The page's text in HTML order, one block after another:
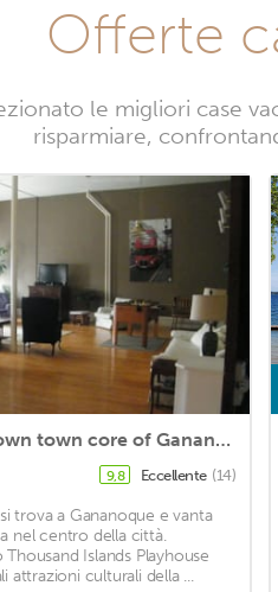
Offerte
le migliori case
risparmiare,
Loft Apartment, Down town core of Gananque
9,8 Eccellente (14)
trova a Gananoque e vanta
nel centro della città.
Islands Playhouse
attrazioni culturali della ...